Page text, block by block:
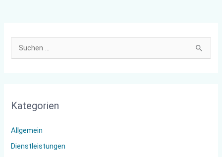
e
n
a
Kategorien
Allgemein
Dienstleistungen